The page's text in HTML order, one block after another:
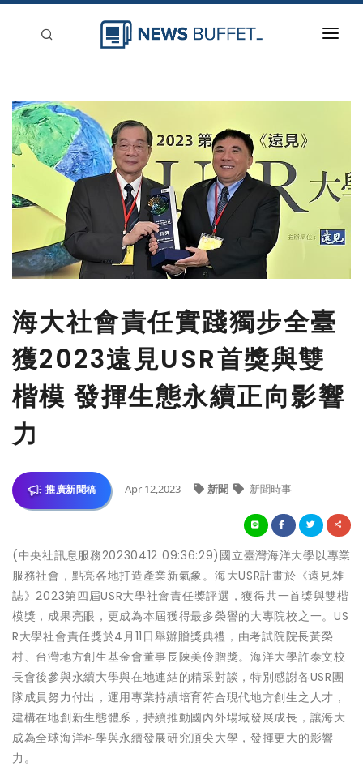
新聞稿分類
登入
刊登
海大社會責任實踐獨步全臺
獲2023遠見USR首獎與雙
楷模 發揮生態永續正向影響
力
推廣新聞稿 Apr 12,2023 新聞 新聞時事
(中央社訊息服務20230412 09:36:29)國立臺灣海洋大學以專業
服務社會，點亮各地打造產業新氣象。海大USR計畫於《遠見雜
誌》2023第四屆USR大學社會責任獎評選，獲得共一首獎與雙楷
模獎，成果亮眼，更成為本屆獲得最多榮譽的大專院校之一。US
R大學社會責任獎於4月11日舉辦贈獎典禮，由考試院院長黃榮
村、台灣地方創生基金會董事長陳美伶贈獎。海洋大學許泰文校
長會後參與永續大學與在地連結的精采對談，特別感謝各USR團
隊成員努力付出，運用專業持續培育符合現代地方創生之人才，
建構在地創新生態體系，持續推動國內外場域發展成長，讓海大
成為全球海洋科學與永續發展研究頂尖大學，發揮更大的影響
力。